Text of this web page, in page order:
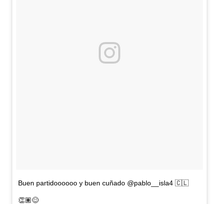
Buen partidoooooo y buen cuñado @pablo__isla4 🇨🇱
👏🏽😊